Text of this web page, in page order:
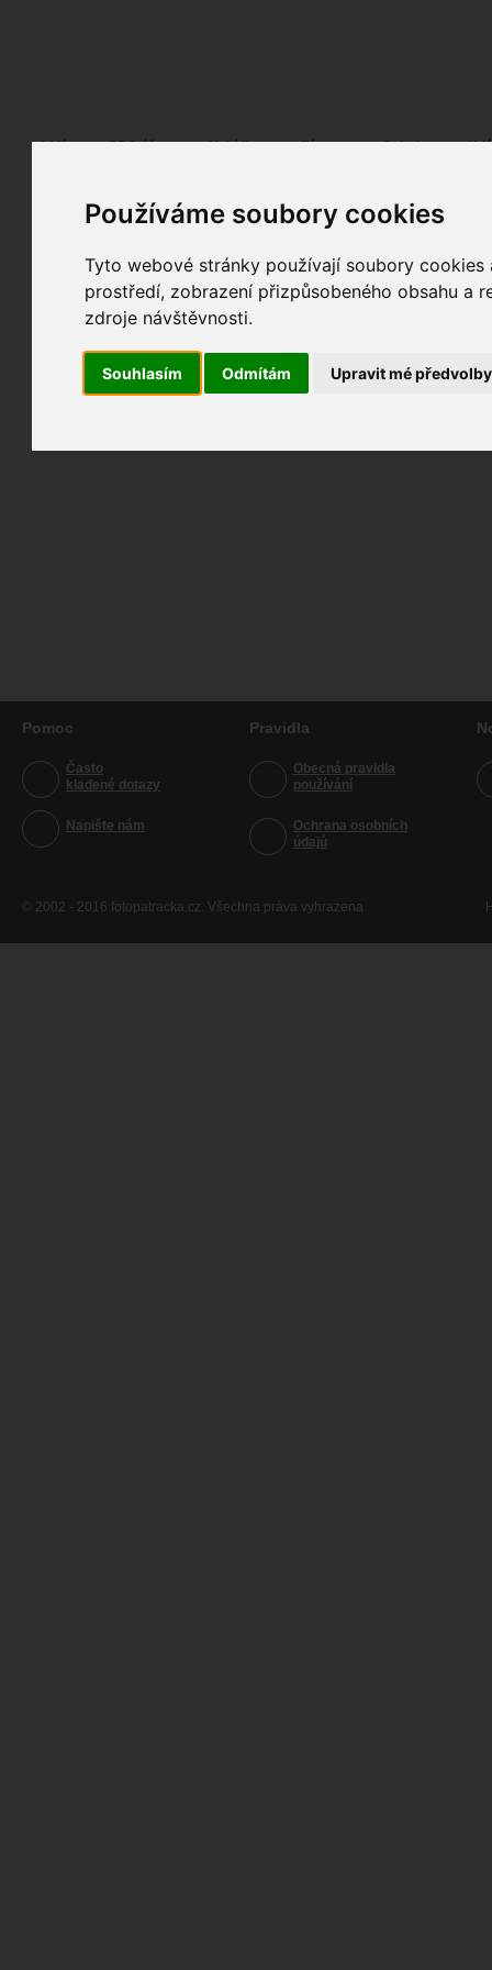
Používáme soubory cookies
Tyto webové stránky používají soubory
prostředí, zobrazení přizpůsobeného obsahu a
zdroje návštěvnosti.
Souhlasím Odmítám Upravit mé předvolby
Lidé PRO účet Nabídky Fórum Galerie
Pomoc
Často
kladené dotazy
Napište nám
Pravidla
Obecná pravidla
používání
Ochrana osobních
údajů
© 2002 - 2016 fotopatracka.cz. Všechna práva vyhrazena